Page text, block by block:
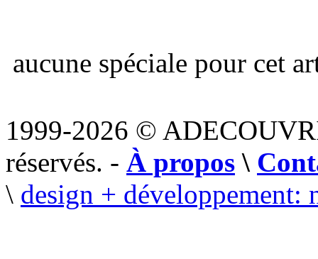
aucune spéciale pour cet
1999-2026 ©
réservés. - À propos \
\ design + développement: